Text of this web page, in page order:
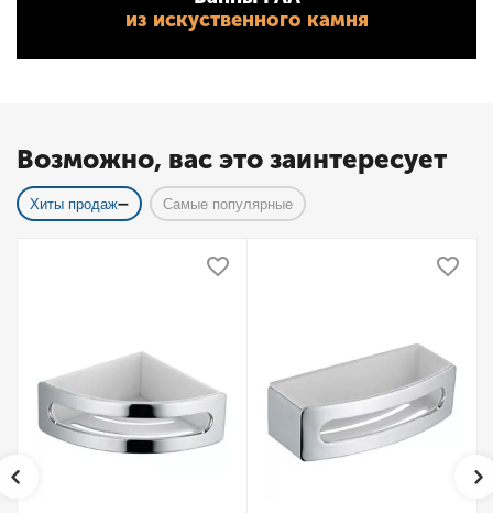
из искуственного камня
Возможно, вас это заинтересует
Хиты продаж Самые популярные